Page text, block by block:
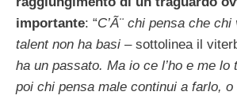
importante: “C’Ã¨ chi pensa che
talent non ha basi – sottolinea il
ha un passato. Ma io ce l’ho e me lo
poi chi pensa male continui a farlo,